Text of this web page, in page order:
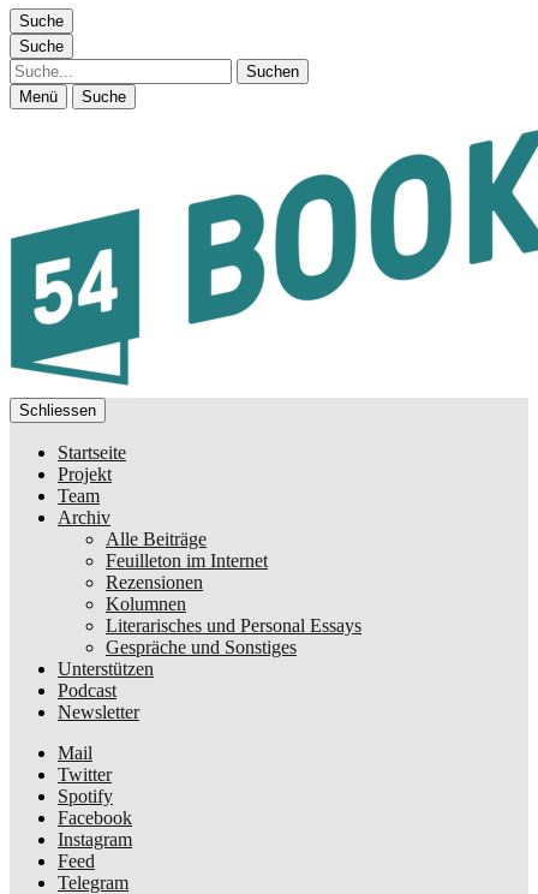
Suche
Suche
Suche
Menü Suche
Schliessen
Startseite
Projekt
Team
Archiv
Alle Beiträge
Feuilleton im Internet
Rezensionen
Kolumnen
Literarisches und Personal Essays
Gespräche und Sonstiges
Unterstützen
Podcast
Newsletter
Mail
Twitter
Spotify
Facebook
Instagram
Feed
Telegram